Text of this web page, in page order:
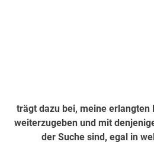
trägt dazu bei, meine erlangten
weiterzugeben und mit
der Suche sind, egal in